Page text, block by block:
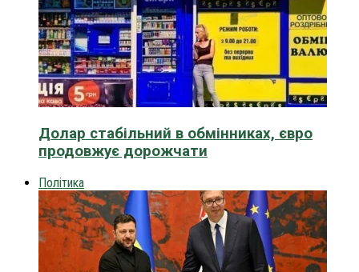
Долар стабільний в обмінниках, євро
продовжує дорожчати
Політика